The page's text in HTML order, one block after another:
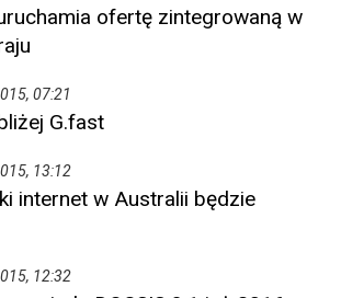
ofertę zintegrowaną w
07:21
G.fast
13:12
internet w Australii będzie
12:32